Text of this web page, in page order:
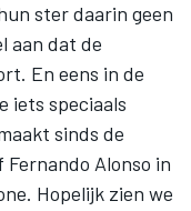
ster daarin geen
aan dat de
En eens in de
iets speciaals
sinds de
Fernando Alonso in
Hopelijk zien we